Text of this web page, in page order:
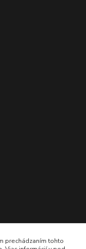
prechádzaním tohto